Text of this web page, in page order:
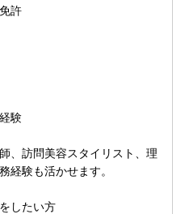
許
験
、訪問美容スタイリスト、理
経験も活かせます。
したい方